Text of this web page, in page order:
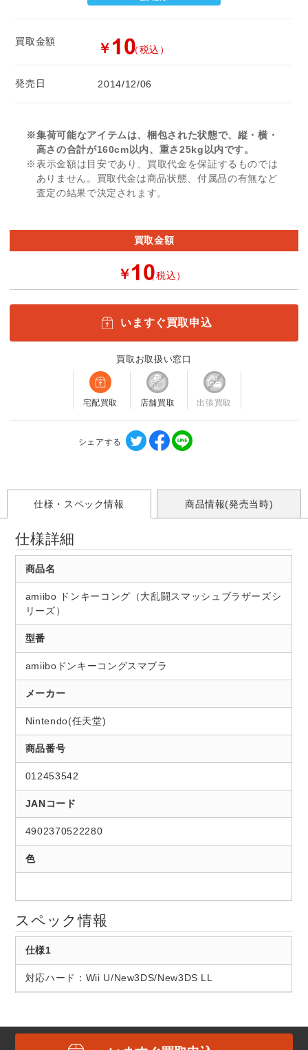
買取金額 ￥ （税込）
発売日 2014/12/06
※集荷可能なアイテムは、梱包された状態で、縦・横・
高さの合計が160cm以内、重さ25kg以内です。
※表示金額は目安であり、買取代金を保証するものでは
ありません。買取代金は商品状態、付属品の有無など
査定の結果で決定されます。
買取金額
￥ （税込）
いますぐ買取申込
買取お取扱い窓口
宅配買取 店舗買取 出張買取
シェアする
仕様・スペック情報 商品情報(発売当時)
仕様詳細
商品名
amiibo ドンキーコング（大乱闘スマッシュブラザーズシ
リーズ）
型番
amiiboドンキーコングスマブラ
メーカー
Nintendo(任天堂)
商品番号
012453542
JANコード
4902370522280
色
スペック情報
仕様1
対応ハード：Wii U/New3DS/New3DS LL